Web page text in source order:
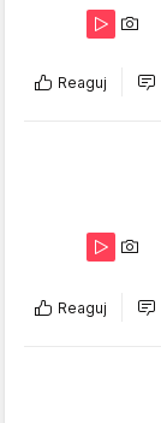
Reaguj
Reaguj